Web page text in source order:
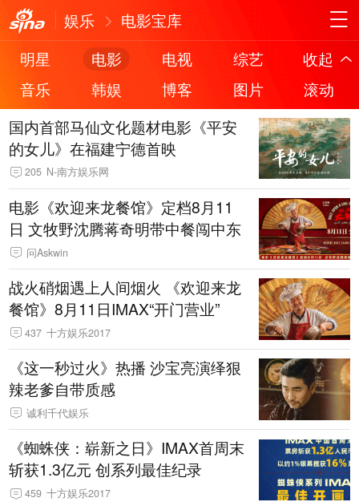
娱乐
电影宝库
明星
电影 电视 综艺
收起
音乐
韩娱 博客 图片
滚动
国内首部马仙文化题材电影《平安
的女儿》在福建宁德首映
205 N-南方娱乐网
电影《欢迎来龙餐馆》定档8月11
日 文牧野沈腾蒋奇明带中餐闯中东
问Askwin
战火硝烟遇上人间烟火 《欢迎来龙
餐馆》8月11日IMAX“开门营业”
437 十方娱乐2017
《这一秒过火》热播 沙宝亮演绎狠
辣老爹自带质感
诚利千代娱乐
《蜘蛛侠：崭新之日》IMAX首周末
斩获1.3亿元 创系列最佳纪录
459 十方娱乐2017